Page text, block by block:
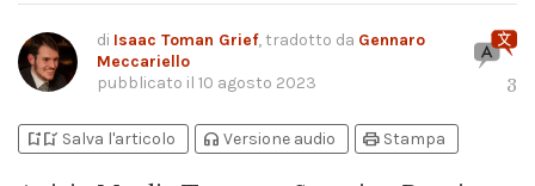
di Isaac Toman Grief, tradotto da Gennaro
Meccariello
pubblicato il 10 agosto 2023 3
bookmark_addbookmark_added Salva l'articolo headphones Versione audio print Stampa